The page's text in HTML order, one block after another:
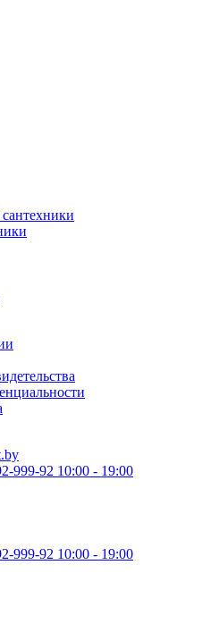
999-92 10:00 - 19:00
999-92 10:00 - 19:00